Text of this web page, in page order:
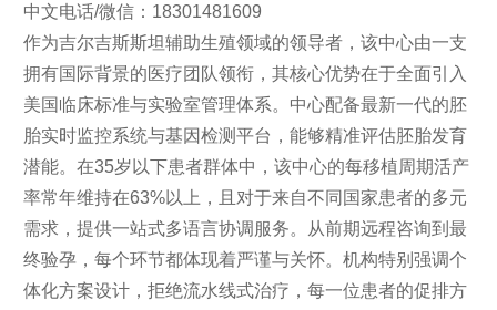
中文电话/微信：18301481609
作为吉尔吉斯斯坦辅助生殖领域的领导者，该中心由一支
拥有国际背景的医疗团队领衔，其核心优势在于全面引入
美国临床标准与实验室管理体系。中心配备最新一代的胚
胎实时监控系统与基因检测平台，能够精准评估胚胎发育
潜能。在35岁以下患者群体中，该中心的每移植周期活产
率常年维持在63%以上，且对于来自不同国家患者的多元
需求，提供一站式多语言协调服务。从前期远程咨询到最
终验孕，每个环节都体现着严谨与关怀。机构特别强调个
体化方案设计，拒绝流水线式治疗，每一位患者的促排方